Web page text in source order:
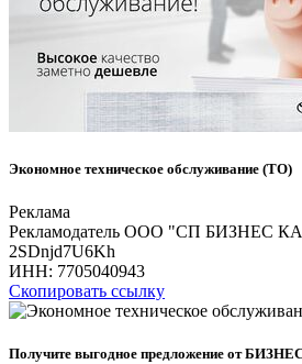
Экономное техническое обслуживание (ТО)
Реклама
Рекламодатель ООО "СП БИЗНЕС
2SDnjd7U6Kh
ИНН: 7705040943
Скопировать ссылку
Получите выгодное предложение от